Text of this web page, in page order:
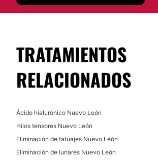
No
Eliminación de tatuajes
Depilación láser
Dieta
Micropigmentación
Drenaje linfático
Microdermoabrasión
Radiofrecuencia
Tratamientos anticelulíticos
Microblading
TRATAMIENTOS
RELACIONADOS
Ácido hialurónico Nuevo León
Hilos tensores Nuevo León
Eliminación de tatuajes Nuevo León
Eliminación de lunares Nuevo León